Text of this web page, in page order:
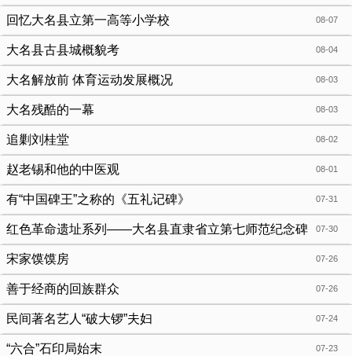
08-07
回忆大名县立第一高等小学校
08-04
大名县古县城概貌考
08-03
大名解放前 体育运动发展概况
08-03
大名残酷的一幕
08-02
追剿刘桂堂
08-01
赵老锡和他的中医观
07-31
有“中国碑王”之称的《五礼记碑》
07-30
红色革命遗址系列——大名县直隶省立第七师范纪念碑
07-26
宋家馍馍房
07-26
善于经商的回族群众
07-24
民间著名艺人“破大锣”夫妇
07-23
“六合”石印局始末